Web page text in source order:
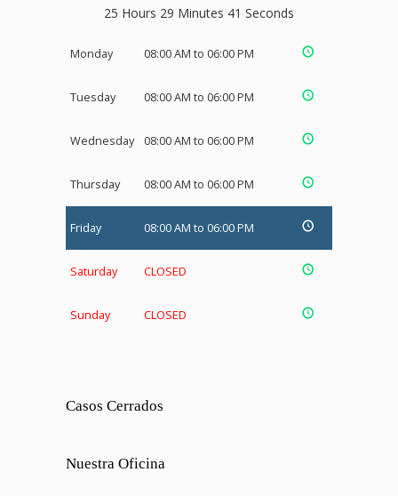
25 Hours 29 Minutes 41 Seconds
Monday 08:00 AM to 06:00 PM
Tuesday 08:00 AM to 06:00 PM
Wednesday 08:00 AM to 06:00 PM
Thursday 08:00 AM to 06:00 PM
Friday 08:00 AM to 06:00 PM
Saturday CLOSED
Sunday CLOSED
Casos Cerrados
Nuestra Oficina